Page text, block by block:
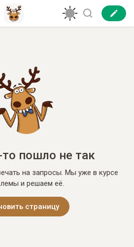
то пошло не так
на запросы. Мы уже в курсе
и решаем её.
страницу